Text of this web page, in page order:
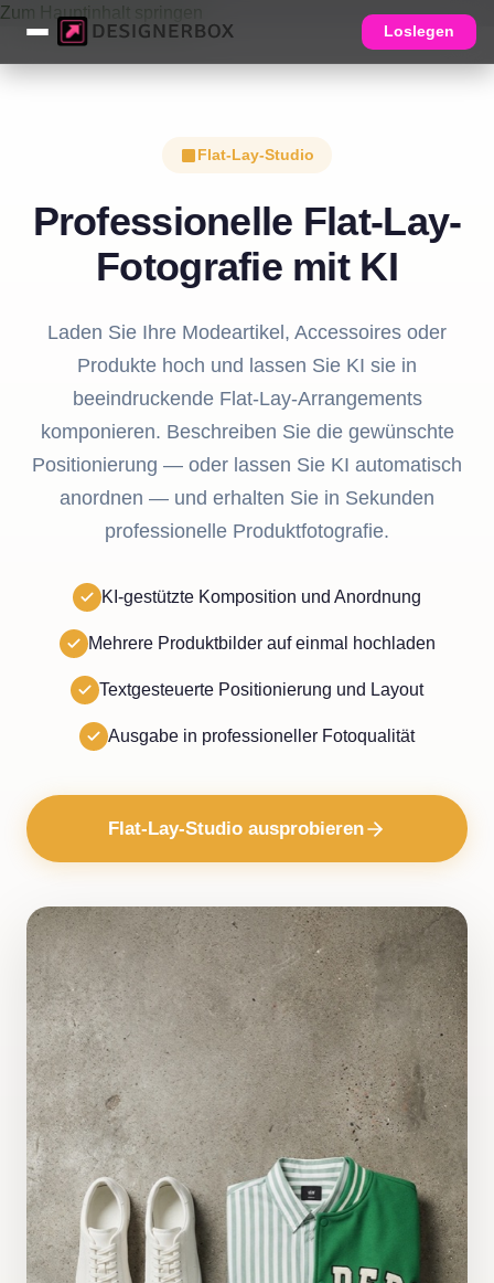
Zum Hauptinhalt springen
Loslegen
Flat-Lay-Studio
Professionelle Flat-Lay-
Fotografie mit KI
Laden Sie Ihre Modeartikel, Accessoires oder
Produkte hoch und lassen Sie KI sie in
beeindruckende Flat-Lay-Arrangements
komponieren. Beschreiben Sie die gewünschte
Positionierung — oder lassen Sie KI automatisch
anordnen — und erhalten Sie in Sekunden
professionelle Produktfotografie.
KI-gestützte Komposition und Anordnung
Mehrere Produktbilder auf einmal hochladen
Textgesteuerte Positionierung und Layout
Ausgabe in professioneller Fotoqualität
Flat-Lay-Studio ausprobieren